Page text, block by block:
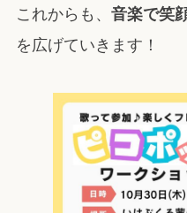
これからも、 音楽で笑
を広げていきます！